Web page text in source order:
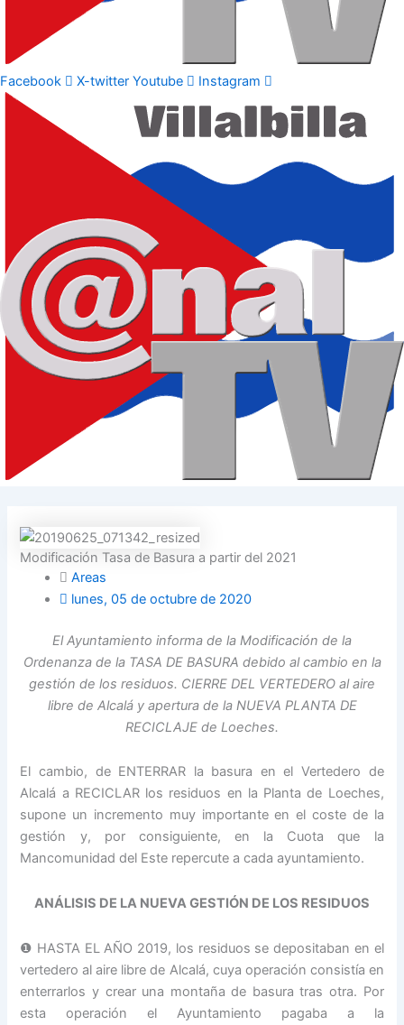
Facebook X-twitter Youtube Instagram
Modificación Tasa de Basura a partir del 2021
Areas
lunes, 05 de octubre de 2020
El Ayuntamiento informa de la Modificación de la
Ordenanza de la TASA DE BASURA debido al cambio en la
gestión de los residuos. CIERRE DEL VERTEDERO al aire
libre de Alcalá y apertura de la NUEVA PLANTA DE
RECICLAJE de Loeches.
El cambio, de ENTERRAR la basura en el Vertedero de
Alcalá a RECICLAR los residuos en la Planta de Loeches,
supone un incremento muy importante en el coste de la
gestión y, por consiguiente, en la Cuota que la
Mancomunidad del Este repercute a cada ayuntamiento.
ANÁLISIS DE LA NUEVA GESTIÓN DE LOS RESIDUOS
❶ HASTA EL AÑO 2019, los residuos se depositaban en el
vertedero al aire libre de Alcalá, cuya operación consistía en
enterrarlos y crear una montaña de basura tras otra. Por
esta operación el Ayuntamiento pagaba a la